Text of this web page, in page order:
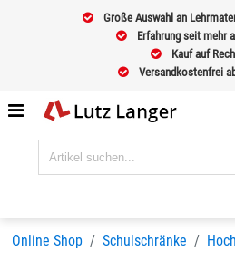
Große Auswahl an
Erfahrung seit mehr
Kauf auf
Versandkostenfrei
Online Shop Schulschränke